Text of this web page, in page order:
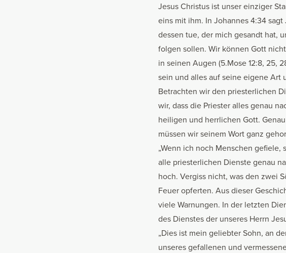
Jesus Christus ist unser einziger
eins mit ihm. In Johannes 4:34
dessen tue, der mich gesandt hat,
folgen sollen. Wir können Gott
in seinen Augen (5.Mose 12:8, 25,
sein und alles auf seine eigene Art
Betrachten wir den priesterlichen
wir, dass die Priester alles genau
heiligen und herrlichen Gott.
müssen wir seinem Wort ganz
„Wenn ich noch Menschen gefiele,
alle priesterlichen Dienste genau
hoch. Vergiss nicht, was den zwei
Feuer opferten. Aus dieser
viele Warnungen. In der letzten
des Dienstes der unseres Herrn
„Dies ist mein geliebter Sohn, an
unseres gefallenen und